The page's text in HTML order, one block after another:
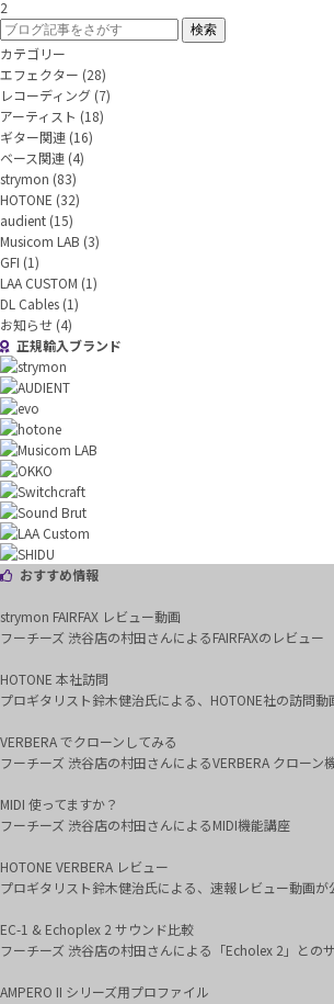
2
カテゴリー
エフェクター (28)
レコーディング (7)
アーティスト (18)
ギター関連 (16)
ベース関連 (4)
strymon (83)
HOTONE (32)
audient (15)
Musicom LAB (3)
GFI (1)
LAA CUSTOM (1)
DL Cables (1)
お知らせ (4)
正規輸入ブランド
おすすめ情報
strymon FAIRFAX レビュー動画
フーチーズ 渋谷店の村田さんによるFAIRFAXのレビュー
HOTONE 本社訪問
プロギタリスト鈴木健治氏による、HOTONE社の訪問
VERBERA でクローンしてみる
フーチーズ 渋谷店の村田さんによるVERBERA クローン
MIDI 使ってますか？
フーチーズ 渋谷店の村田さんによるMIDI機能講座
HOTONE VERBERA レビュー
プロギタリスト鈴木健治氏による、速報レビュー動画が
EC-1 & Echoplex 2 サウンド比較
フーチーズ 渋谷店の村田さんによる「Echolex 2」との
AMPERO II シリーズ用プロファイル